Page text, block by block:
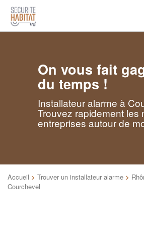
On vous fait
du temps !
Installateur alarme à
Trouvez rapidement les
entreprises autour de
Accueil > Trouver un installateur alarme >
Courchevel